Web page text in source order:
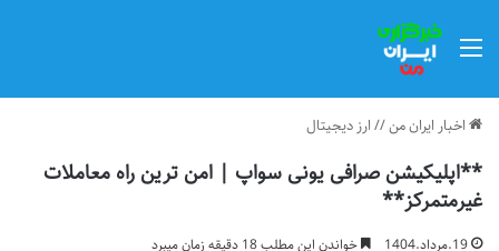
اخبار ایران من// ارز دیجیتال
**اپلیکیشن صرافی یونی سواپ | امن ترین راه معاملات
غیرمتمرکز**
19.مرداد.1404 خواندن این مطلب 18 دقیقه زمان میبرد